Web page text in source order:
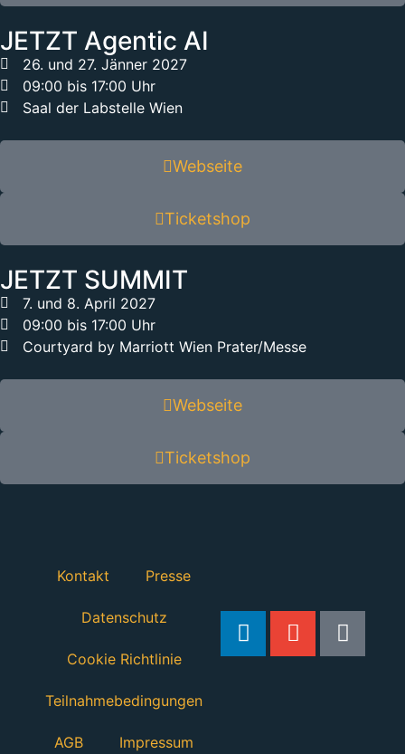
JETZT Agentic AI
26. und 27. Jänner 2027
09:00 bis 17:00 Uhr
Saal der Labstelle Wien
Webseite
Ticketshop
JETZT SUMMIT
7. und 8. April 2027
09:00 bis 17:00 Uhr
Courtyard by Marriott Wien Prater/Messe
Webseite
Ticketshop
Kontakt Presse
Datenschutz
Cookie Richtlinie
Teilnahmebedingungen
AGB Impressum